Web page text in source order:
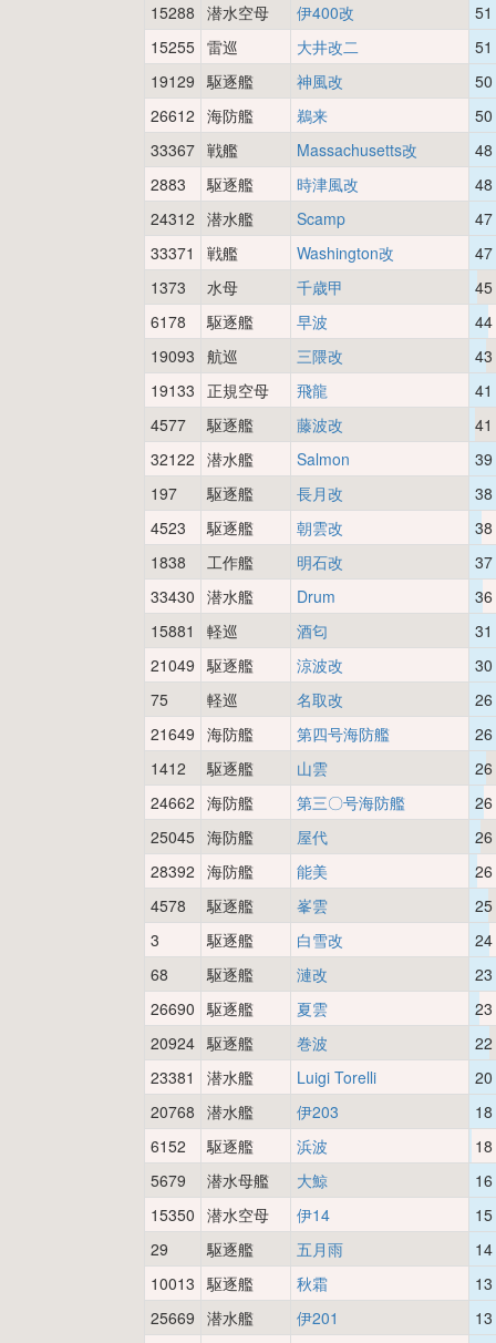
15288 潜水空母 伊400改
51
15255 雷巡 大井改二
51
19129 駆逐艦 神風改
50
26612 海防艦 鵜来
50
33367 戦艦 Massachusetts改
48
2883
駆逐艦 時津風改
48
24312 潜水艦 Scamp
47
33371
戦艦 Washington改
47
1373
水母 千歳甲
45
6178
駆逐艦 早波
44
19093 航巡 三隈改
43
19133 正規空母 飛龍
41
4577
駆逐艦 藤波改
41
32122 潜水艦 Salmon
39
197
駆逐艦 長月改
38
4523
駆逐艦 朝雲改
38
1838
工作艦 明石改
37
33430 潜水艦 Drum
36
15881
軽巡 酒匂
31
21049 駆逐艦 涼波改
30
75
軽巡 名取改
26
21649 海防艦 第四号海防艦
26
1412
駆逐艦 山雲
26
24662 海防艦 第三〇号海防艦
26
25045 海防艦 屋代
26
28392 海防艦 能美
26
4578
駆逐艦 峯雲
25
3
駆逐艦 白雪改
24
68
駆逐艦 漣改
23
26690 駆逐艦 夏雲
23
20924 駆逐艦 巻波
22
23381
潜水艦 Luigi Torelli
20
20768 潜水艦 伊203
18
6152
駆逐艦 浜波
18
5679
潜水母艦 大鯨
16
15350 潜水空母 伊14
15
29
駆逐艦 五月雨
14
10013 駆逐艦 秋霜
13
25669 潜水艦 伊201
13